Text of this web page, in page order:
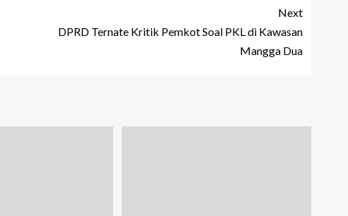
Next
DPRD Ternate Kritik Pemkot Soal PKL di Kawasan
Mangga Dua